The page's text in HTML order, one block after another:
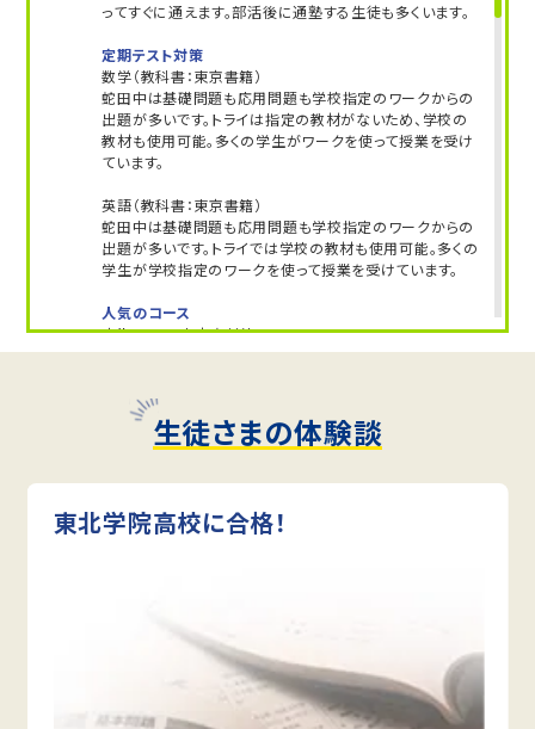
ってすぐに通えます。部活後に通塾する生徒も多くいます。
定期テスト対策
数学（教科書：東京書籍）
蛇田中は基礎問題も応用問題も学校指定のワークからの
出題が多いです。トライは指定の教材がないため、学校の
教材も使用可能。多くの学生がワークを使って授業を受け
ています。
英語（教科書：東京書籍）
蛇田中は基礎問題も応用問題も学校指定のワークからの
出題が多いです。トライでは学校の教材も使用可能。多くの
学生が学校指定のワークを使って授業を受けています。
人気のコース
定期テスト・内申点対策コース
トライは最寄り駅から徒歩20分なので、電車に乗って通塾
する生徒も多くいます。放課後そのまま通塾できるため、通
学の延長で無理なく通えます。
数学（教科書：東京書籍）
山下中は定期テストは学校指定ワークからの出題が多い
英語（教科書：東京書籍）
山下中は教科書やワークからの出題が中心ですが、応用問
題も混じるため油断できません。トライでが過去の単元か
ら応用問題まで丁寧にフォローし、安心してテスト本番に
生徒さまの体験談
東北学院高校に合格！